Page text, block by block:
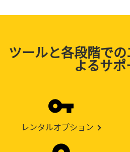
ツールと各段階で
よるサポ
レンタルオプション